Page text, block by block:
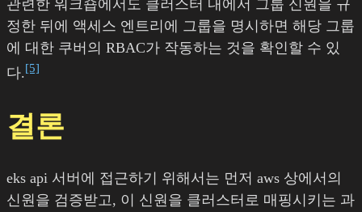
관련한 워크숍에서도 클러스터 내에서 그룹 신원을 규
정한 뒤에 액세스 엔트리에 그룹을 명시하면 해당 그룹
에 대한 쿠버의 RBAC가 작동하는 것을 확인할 수 있
다.[5]
결론
eks api 서버에 접근하기 위해서는 먼저 aws 상에서의
신원을 검증받고, 이 신원을 클러스터로 매핑시키는 과